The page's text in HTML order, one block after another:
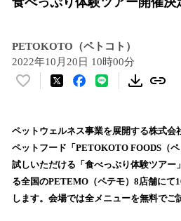
PETOKOTO（ペトコト）
2022年10月20日 10時00分
い
！
数
を
読
込
ペットウェルネス事業を展開する株式
ペットフード「PETOKOTO FOODS（
試しいただける「食べっぷり体験ツアー
る全国のPETEMO（ペテモ）8店舗にて
します。会場では全メニューを無料でご